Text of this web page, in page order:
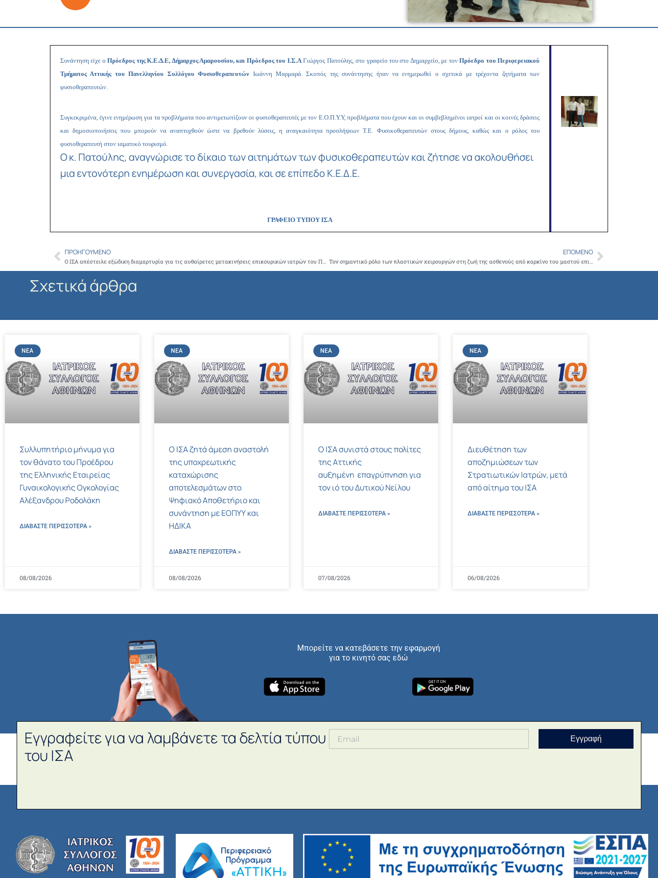
Συνάντηση είχε οΠρόεδρος της Κ.Ε.Δ.Ε, Δήμαρχος Αμαρουσίου, και Πρόεδρος του Ι.Σ.ΑΓιώργος Πατούλης, στο γραφείο του στο Δημαρχείο, με τονΠρόεδρο του Περιφερειακού
Τμήματος Αττικής του Πανελληνίου Συλλόγου Φυσιοθεραπευτών Ιωάννη Μαρμαρά. Σκοπός της συνάντησης ήταν να ενημερωθεί ο σχετικά με τρέχοντα ζητήματα των
φυσιοθεραπευτών.
Συγκεκριμένα, έγινε ενημέρωση για τα προβλήματα που αντιμετωπίζουν οι φυσιοθεραπευτές με τον Ε.Ο.Π.Υ.Υ, προβλήματα που έχουν και οι συμβεβλημένοι ιατροί και οι κοινές δράσεις
και δημοσιοποιήσεις που μπορούν να αναπτυχθούν ώστε να βρεθούν λύσεις, η αναγκαιότητα προσλήψεων Τ.Ε. Φυσικοθεραπευτών στους δήμους, καθώς και ο ρόλος του
φυσιοθεραπευτή στον ιαματικό τουρισμό.
Ο κ. Πατούλης, αναγνώρισε το δίκαιο των αιτημάτων των φυσικοθεραπευτών και ζήτησε να ακολουθήσει
μια εντονότερη ενημέρωση και συνεργασία, και σε επίπεδο Κ.Ε.Δ.Ε.
ΓΡΑΦΕΙΟ ΤΥΠΟΥ ΙΣΑ
Prev
ΠΡΟΗΓΟΎΜΕΝΟ ΕΠΌΜΕΝΟNext
Σχετικά άρθρα
ΝΈΑ
Συλλυπητήριο μήνυμα για
τον θάνατο του Προέδρου
της Ελληνικής Εταιρείας
Γυναικολογικής Ογκολογίας
Αλέξανδρου Ροδολάκη
ΔΙΑΒΑΣΤΕ ΠΕΡΙΣΣΌΤΕΡΑ »
08/08/2026
ΝΈΑ
Ο ΙΣΑ ζητά άμεση αναστολή
της υποχρεωτικής
καταχώρισης
αποτελεσμάτων στο
Ψηφιακό Αποθετήριο και
συνάντηση με ΕΟΠΥΥ και
ΗΔΙΚΑ
ΔΙΑΒΑΣΤΕ ΠΕΡΙΣΣΌΤΕΡΑ »
08/08/2026
ΝΈΑ
Ο ΙΣΑ συνιστά στους πολίτες
της Αττικής
αυξημένη επαγρύπνηση για
τον ιό του Δυτικού Νείλου
ΔΙΑΒΑΣΤΕ ΠΕΡΙΣΣΌΤΕΡΑ »
07/08/2026
ΝΈΑ
Διευθέτηση των
αποζημιώσεων των
Στρατιωτικών Ιατρών, μετά
από αίτημα του ΙΣΑ
ΔΙΑΒΑΣΤΕ ΠΕΡΙΣΣΌΤΕΡΑ »
06/08/2026
Μπορείτε να κατεβάσετε την εφαρμογή
για το κινητό σας εδώ
Εγγραφείτε για να λαμβάνετε τα δελτία τύπου
του ΙΣΑ
Εγγραφή